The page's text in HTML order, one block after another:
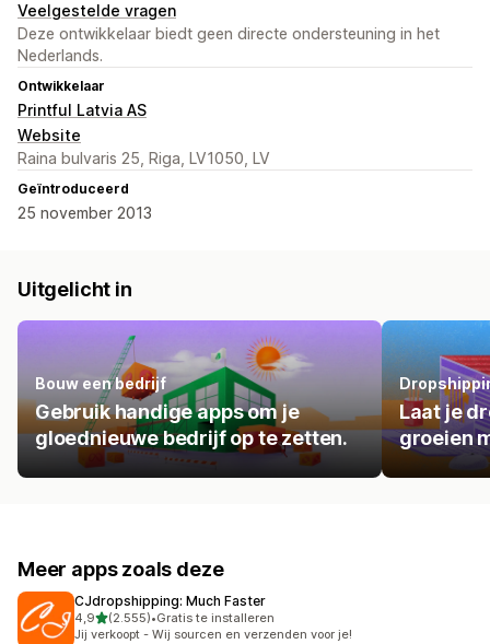
Veelgestelde vragen
Deze ontwikkelaar biedt geen directe ondersteuning in het
Nederlands.
Ontwikkelaar
Printful Latvia AS
Website
Raina bulvaris 25, Riga, LV1050, LV
Geïntroduceerd
25 november 2013
Uitgelicht in
Bouw een bedrijf
Gebruik handige apps om je
gloednieuwe bedrijf op te zetten.
Laat je
groeien
Meer apps zoals deze
CJdropshipping: Much Faster
4,9van 5 sterren
(2.555)
2555 recensies in totaal
•Gratis te installeren
Jij verkoopt - Wij sourcen en verzenden voor je!